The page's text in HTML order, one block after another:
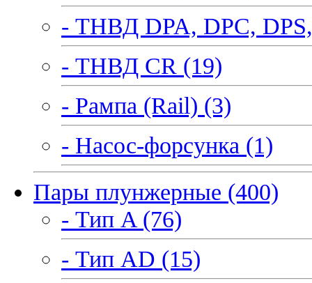
- ТНВД DPA, DPC,
- ТНВД CR (19)
- Рампа (Rail) (3)
- Насос-форсунка (1)
Пары плунжерные (400)
- Тип A (76)
- Тип AD (15)